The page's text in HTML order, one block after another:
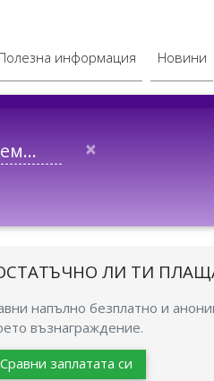
информация Новини
×
ЛИ ТИ
напълно безплатно и
възнаграждение.
Сравни заплатата си